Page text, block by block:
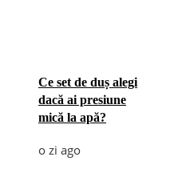
Ce set de duș alegi
dacă ai presiune
mică la apă?
o zi ago